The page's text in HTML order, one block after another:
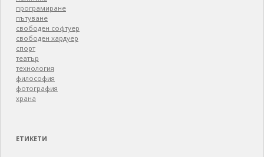
програмиране
пътуване
свободен софтуер
свободен хардуер
спорт
театър
технология
философия
фотография
храна
ЕТИКЕТИ